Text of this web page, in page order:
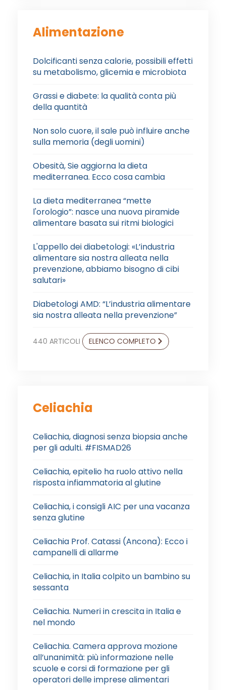
Alimentazione
Dolcificanti senza calorie, possibili effetti
su metabolismo, glicemia e microbiota
Grassi e diabete: la qualità conta più
della quantità
Non solo cuore, il sale può influire anche
sulla memoria (degli uomini)
Obesità, Sie aggiorna la dieta
mediterranea. Ecco cosa cambia
La dieta mediterranea “mette
l'orologio”: nasce una nuova piramide
alimentare basata sui ritmi biologici
L'appello dei diabetologi: «L’industria
alimentare sia nostra alleata nella
prevenzione, abbiamo bisogno di cibi
salutari»
Diabetologi AMD: “L’industria alimentare
sia nostra alleata nella prevenzione”
440 ARTICOLI ELENCO COMPLETO
Celiachia
Celiachia, diagnosi senza biopsia anche
per gli adulti. #FISMAD26
Celiachia, epitelio ha ruolo attivo nella
risposta infiammatoria al glutine
Celiachia, i consigli AIC per una vacanza
senza glutine
Celiachia Prof. Catassi (Ancona): Ecco i
campanelli di allarme
Celiachia, in Italia colpito un bambino su
sessanta
Celiachia. Numeri in crescita in Italia e
nel mondo
Celiachia. Camera approva mozione
all’unanimità: più informazione nelle
scuole e corsi di formazione per gli
operatori delle imprese alimentari